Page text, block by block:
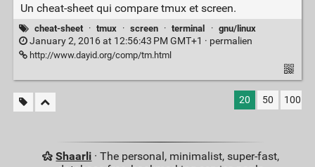
Un cheat-sheet qui compare tmux et screen.
cheat-sheet · tmux · screen · terminal · gnu/linux
January 2, 2016 at 12:56:43 PM GMT+1 · permalien
http://www.dayid.org/comp/tm.html
20 50 100
Shaarli · The personal, minimalist, super-fast,